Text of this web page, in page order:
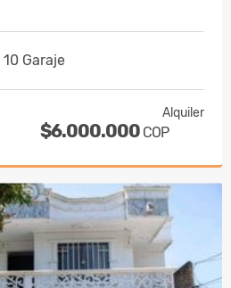
Garaje
Alquiler
$6.000.000 COP